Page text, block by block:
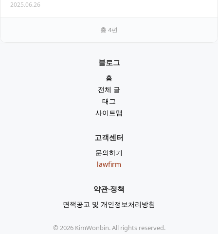
조세 문제, 특히 관세와 관련된 법적 이슈를…
2025.06.26
총 4편
블로그
홈
전체 글
태그
사이트맵
고객센터
문의하기
lawfirm
약관·정책
면책공고 및 개인정보처리방침
© 2026KimWonbin. All rights reserved.